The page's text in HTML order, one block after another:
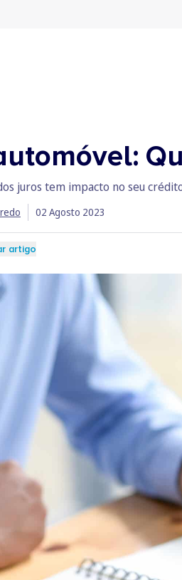
juros tem impacto no seu
02 Agosto 2023
artigo